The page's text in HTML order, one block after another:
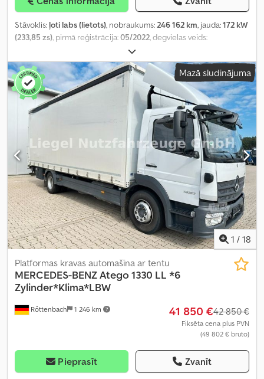
Stāvoklis: ļoti labs (lietots), nobraukums:246 162 km, jauda:172 kW
(233,85 zs), pirmā reģistrācija:05/2022, degvielas veids:
245/70 R 17.5
riteņu bāze:5 400 mm, degviela:dīzeļdegviela, krāsa:balts,
vadītāja kabīne:dienas kabīne, pārnesuma veids:automātisks,
emisijas klase:
Euro 6, piekares sistēma:tērauds-gaiss, kopējais
garums:9 400 mm , kopējais platums:2 550 mm, kopējais
augstums:
, atļautā ass slodze (1. ass):4 480 kg, atļautā
, krautuves garums: 7 580 mm,
iekraušanas vietas platums:
2 490 mm , iekraušanas telpas
augstums:2 380 mm , Ražošanas gads:2022, Aprīkojums:ABS,
AdBlue, borta dators, centrālā atslēga, elektriskais logu
regulators, elektriski regulējams spogulis, elektroniskā
stabilitātes programma (ESP), gaisa kondicionēšana, gaisa
spilvens, kruīza kontrole, kvēpu filtrs, navigācijas sistēma,
paceļamais aizmugurējais borts, palīdzība uz kalna
uzbraukšanai, spoileris, stūres pastiprinātājs, vilces kontroles
sistēma,
Mazā sludinājuma
1 / 18
Röttenbach 1 246 km
Platformas kravas automašīna ar tentu
MERCEDES-BENZAtego 1330 LL *6
Zylinder*Klima*LBW
41 850 €42 850 €
Fiksēta cena plus PVN
(49 802 € bruto)
Pieprasīt Zvanīt